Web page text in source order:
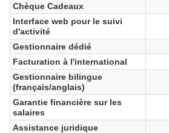
Chèque Cadeaux
Interface web pour le suivi
d'activité
Gestionnaire dédié
Facturation à l'international
Gestionnaire bilingue
(français/anglais)
Garantie financière sur les
salaires
Assistance juridique